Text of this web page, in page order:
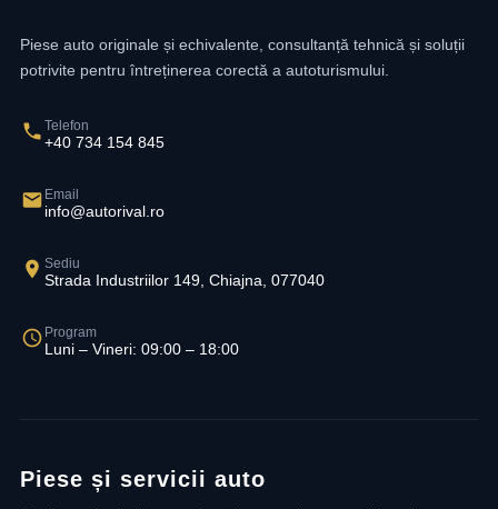
Piese auto originale și echivalente, consultanță tehnică și soluții
potrivite pentru întreținerea corectă a autoturismului.
Telefon
+40 734 154 845
Email
info@autorival.ro
Sediu
Strada Industriilor 149, Chiajna, 077040
Program
Luni – Vineri: 09:00 – 18:00
Piese și servicii auto